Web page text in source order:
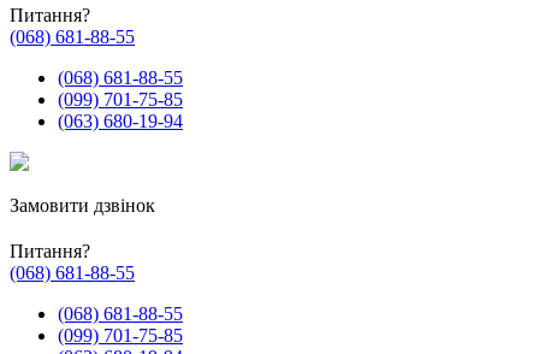
Питання?
(068) 681-88-55
(068) 681-88-55
(099) 701-75-85
(063) 680-19-94
Замовити дзвінок
Питання?
(068) 681-88-55
(068) 681-88-55
(099) 701-75-85